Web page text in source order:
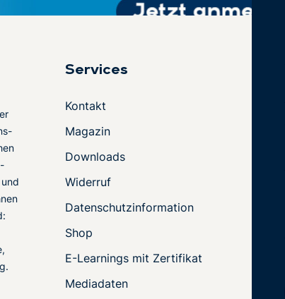
Services
Kontakt
Magazin
Downloads
Widerruf
Datenschutzinformation
Shop
E-Learnings mit Zertifikat
Mediadaten